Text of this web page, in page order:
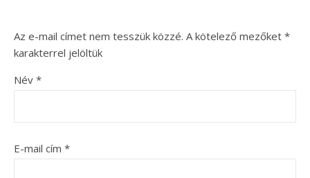
Az e-mail címet nem tesszük közzé. A kötelező mezőket *
karakterrel jelöltük
Név *
E-mail cím *